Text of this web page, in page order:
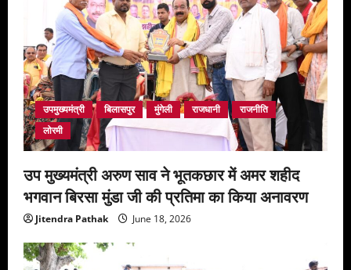
उपमुख्यमंत्री बिलासपुर मुंगेली राजधानी
राजनीति
लोरमी
उप मुख्यमंत्री अरुण साव ने भूतकछार में अमर शहीद
भगवान बिरसा मुंडा जी की प्रतिमा का किया अनावरण
Jitendra Pathak June 18, 2026